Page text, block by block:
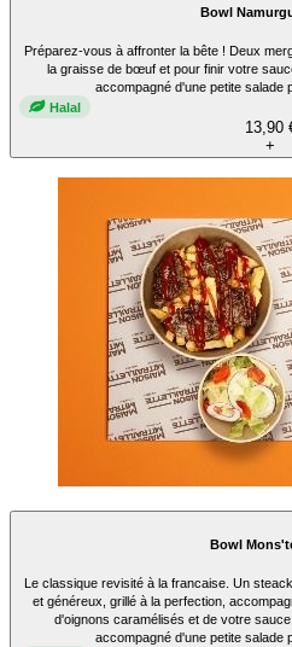
Bowl
Préparez-vous à affronter la bête ! Deux
la graisse de bœuf et pour finir votre
accompagné d'une petite salade
Halal
13,90
+
Bowl
Le classique revisité à la francaise. Un
et généreux, grillé à la perfection,
d'oignons caramélisés et de votre
accompagné d'une petite salade